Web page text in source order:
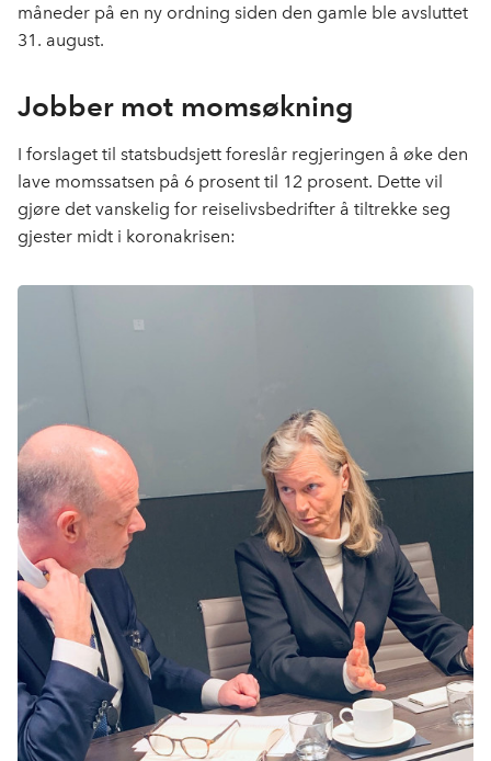
måneder på en ny ordning siden den gamle ble avsluttet
31. august.
Jobber mot momsøkning
I forslaget til statsbudsjett foreslår regjeringen å øke den
lave momssatsen på 6 prosent til 12 prosent. Dette vil
gjøre det vanskelig for reiselivsbedrifter å tiltrekke seg
gjester midt i koronakrisen: